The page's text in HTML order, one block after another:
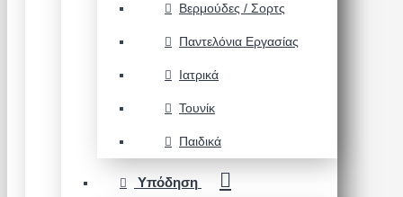
Βερμούδες / Σορτς
Παντελόνια Εργασίας
Ιατρικά
Τουνίκ
Παιδικά
Υπόδηση